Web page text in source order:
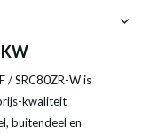
/ SRC80ZR-W is
kwaliteit
buitendeel en